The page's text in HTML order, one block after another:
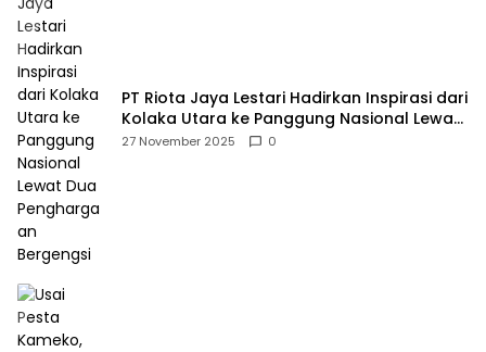
PT Riota Jaya Lestari Hadirkan Inspirasi dari
Kolaka Utara ke Panggung Nasional Lewat
Dua Penghargaan Bergengsi
27 November 2025 0